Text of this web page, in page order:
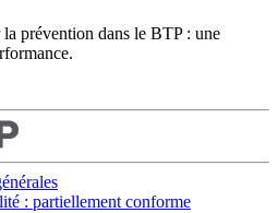
prévention dans le BTP : une
: partiellement conforme